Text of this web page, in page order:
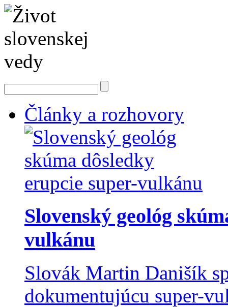
Články a rozhovory
Slovenský geológ
vulkánu
Slovák Martin Danišík
dokumentujúcu super-